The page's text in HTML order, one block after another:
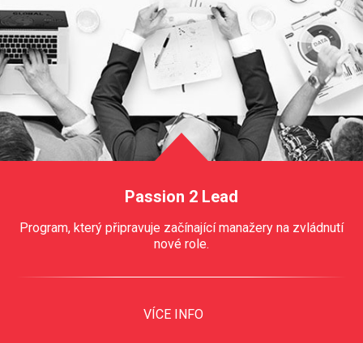
Passion 2 Lead
Program, který připravuje začínající manažery na zvládnutí
nové role.
VÍCE INFO